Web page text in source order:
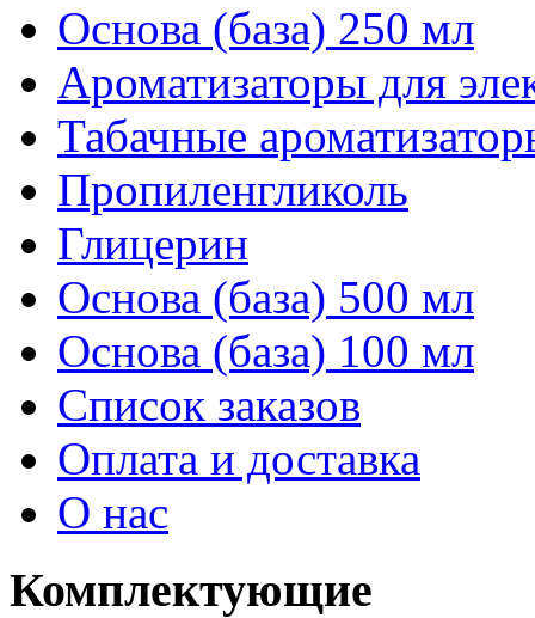
Основа (база) 250 мл
Ароматизаторы для
Табачные
Пропиленгликоль
Глицерин
Основа (база) 500 мл
Основа (база) 100 мл
Список заказов
Оплата и доставка
О нас
Комплектующие